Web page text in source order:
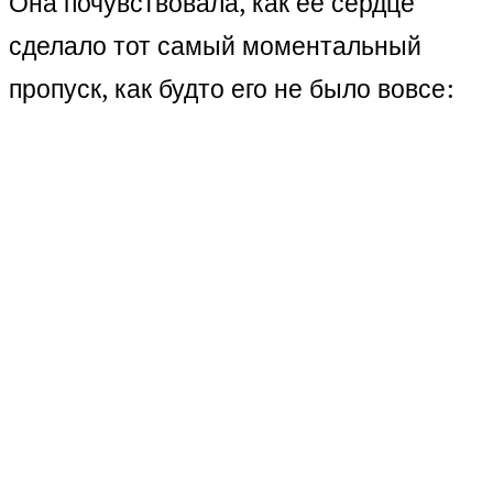
сделало тот самый моментальный
пропуск, как будто его не было вовсе: